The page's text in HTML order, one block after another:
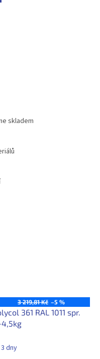
skladem
3 219,81 Kč –5 %
361 RAL 1011 spr.
dny